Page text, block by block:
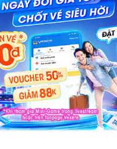
Đà Nẵng từ Vĩnh Linh
Vĩnh Linh - Quảng Trị Đà
Linh - Quảng Trị với
Linh - Quảng Trị Đà